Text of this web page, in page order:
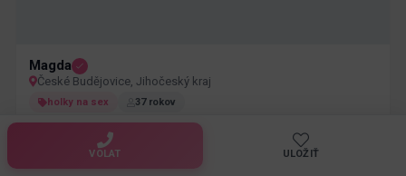
Magda
České Budějovice, Jihočeský kraj
holky na sex 37 rokov
VOLAT ULOŽIŤ